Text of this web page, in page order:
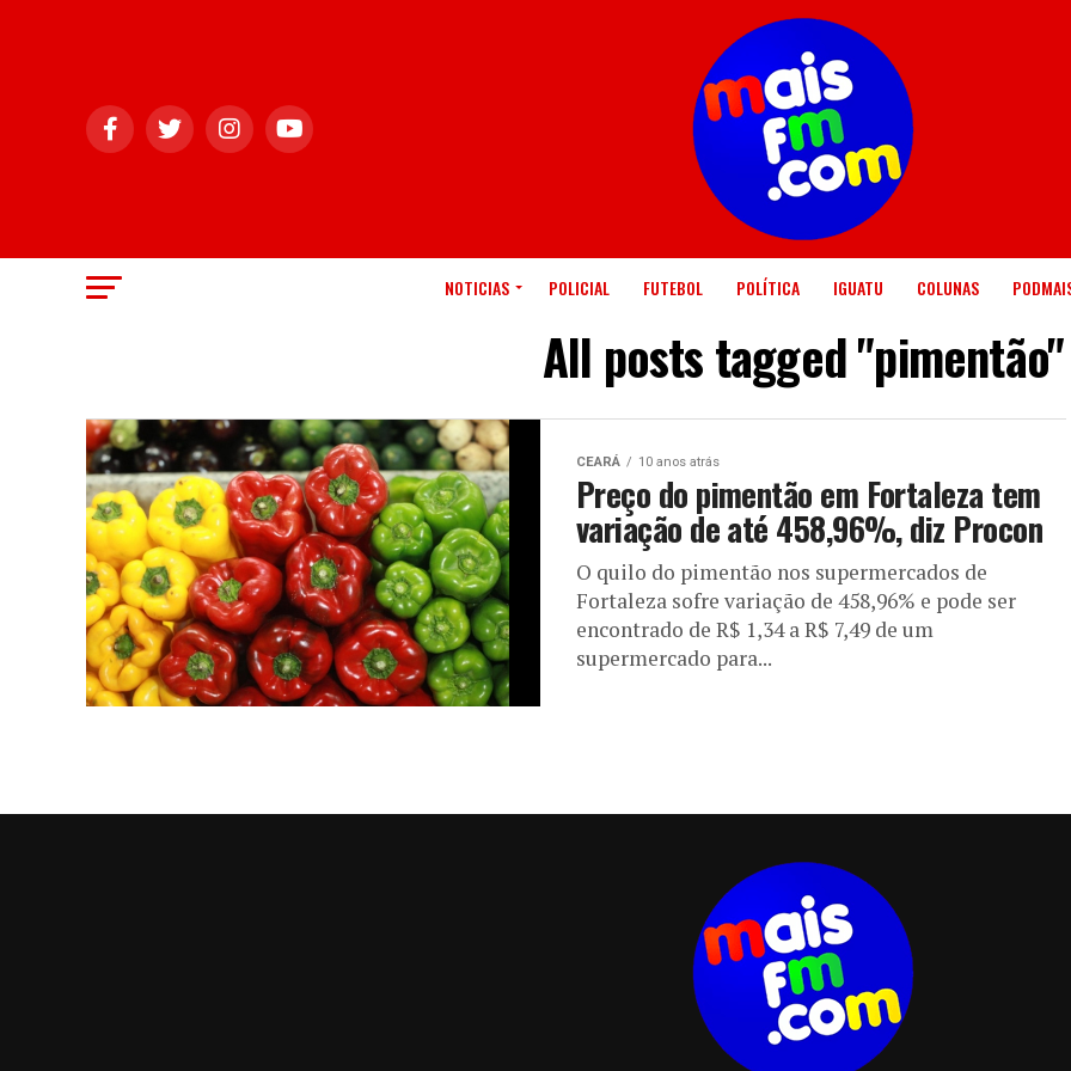
NOTICIAS POLICIAL FUTEBOL POLÍTICA IGUATU COLUNAS
All posts tagged "pimentão"
CEARÁ 10 anos atrás
Preço do pimentão em Fortaleza tem
variação de até 458,96%, diz Procon
O quilo do pimentão nos supermercados de
Fortaleza sofre variação de 458,96% e pode ser
encontrado de R$ 1,34 a R$ 7,49 de um
supermercado para...